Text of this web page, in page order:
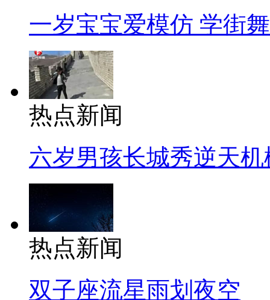
一岁宝宝爱模仿 学街
热点新闻
六岁男孩长城秀逆天机
热点新闻
双子座流星雨划夜空